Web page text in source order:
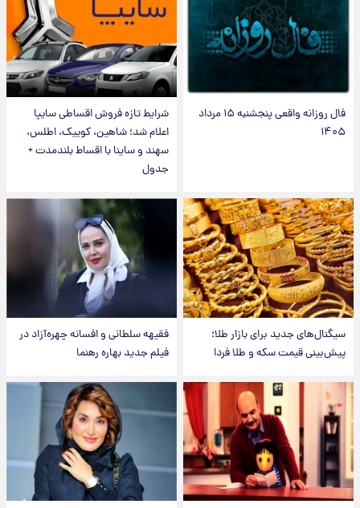
فال روزانه واقعی پنجشنبه ۱۵ مرداد
۱۴۰۵
شرایط تازه فروش اقساطی سایپا
اعلام شد؛ شاهین، کوییک، اطلس،
سهند و ساینا با اقساط بلندمدت +
جدول
سیگنال‌های جدید برای بازار طلا؛
پیش‌بینی قیمت سکه و طلا فردا
فقیهه سلطانی و افسانه چهره‌آزاد در
فیلم جدید بهاره رهنما